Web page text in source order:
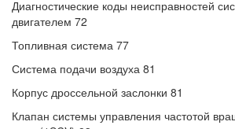
Диагностические коды неисправностей
двигателем 72
Топливная система 77
Система подачи воздуха 81
Корпус дроссельной заслонки 81
Клапан системы управления частотой